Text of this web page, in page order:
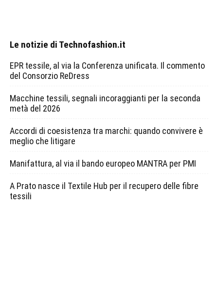
Le notizie di Technofashion.it
EPR tessile, al via la Conferenza unificata. Il commento
del Consorzio ReDress
Macchine tessili, segnali incoraggianti per la seconda
metà del 2026
Accordi di coesistenza tra marchi: quando convivere è
meglio che litigare
Manifattura, al via il bando europeo MANTRA per PMI
A Prato nasce il Textile Hub per il recupero delle fibre
tessili